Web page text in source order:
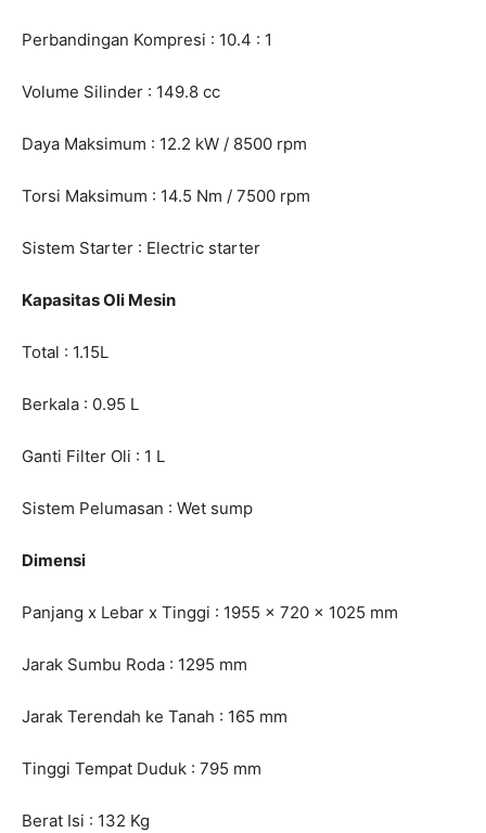
Perbandingan Kompresi : 10.4 : 1
Volume Silinder : 149.8 cc
Daya Maksimum : 12.2 kW / 8500 rpm
Torsi Maksimum : 14.5 Nm / 7500 rpm
Sistem Starter : Electric starter
Kapasitas Oli Mesin
Total : 1.15L
Berkala : 0.95 L
Ganti Filter Oli : 1 L
Sistem Pelumasan : Wet sump
Dimensi
Panjang x Lebar x Tinggi : 1955 x 720 x 1025 mm
Jarak Sumbu Roda : 1295 mm
Jarak Terendah ke Tanah : 165 mm
Tinggi Tempat Duduk : 795 mm
Berat Isi : 132 Kg